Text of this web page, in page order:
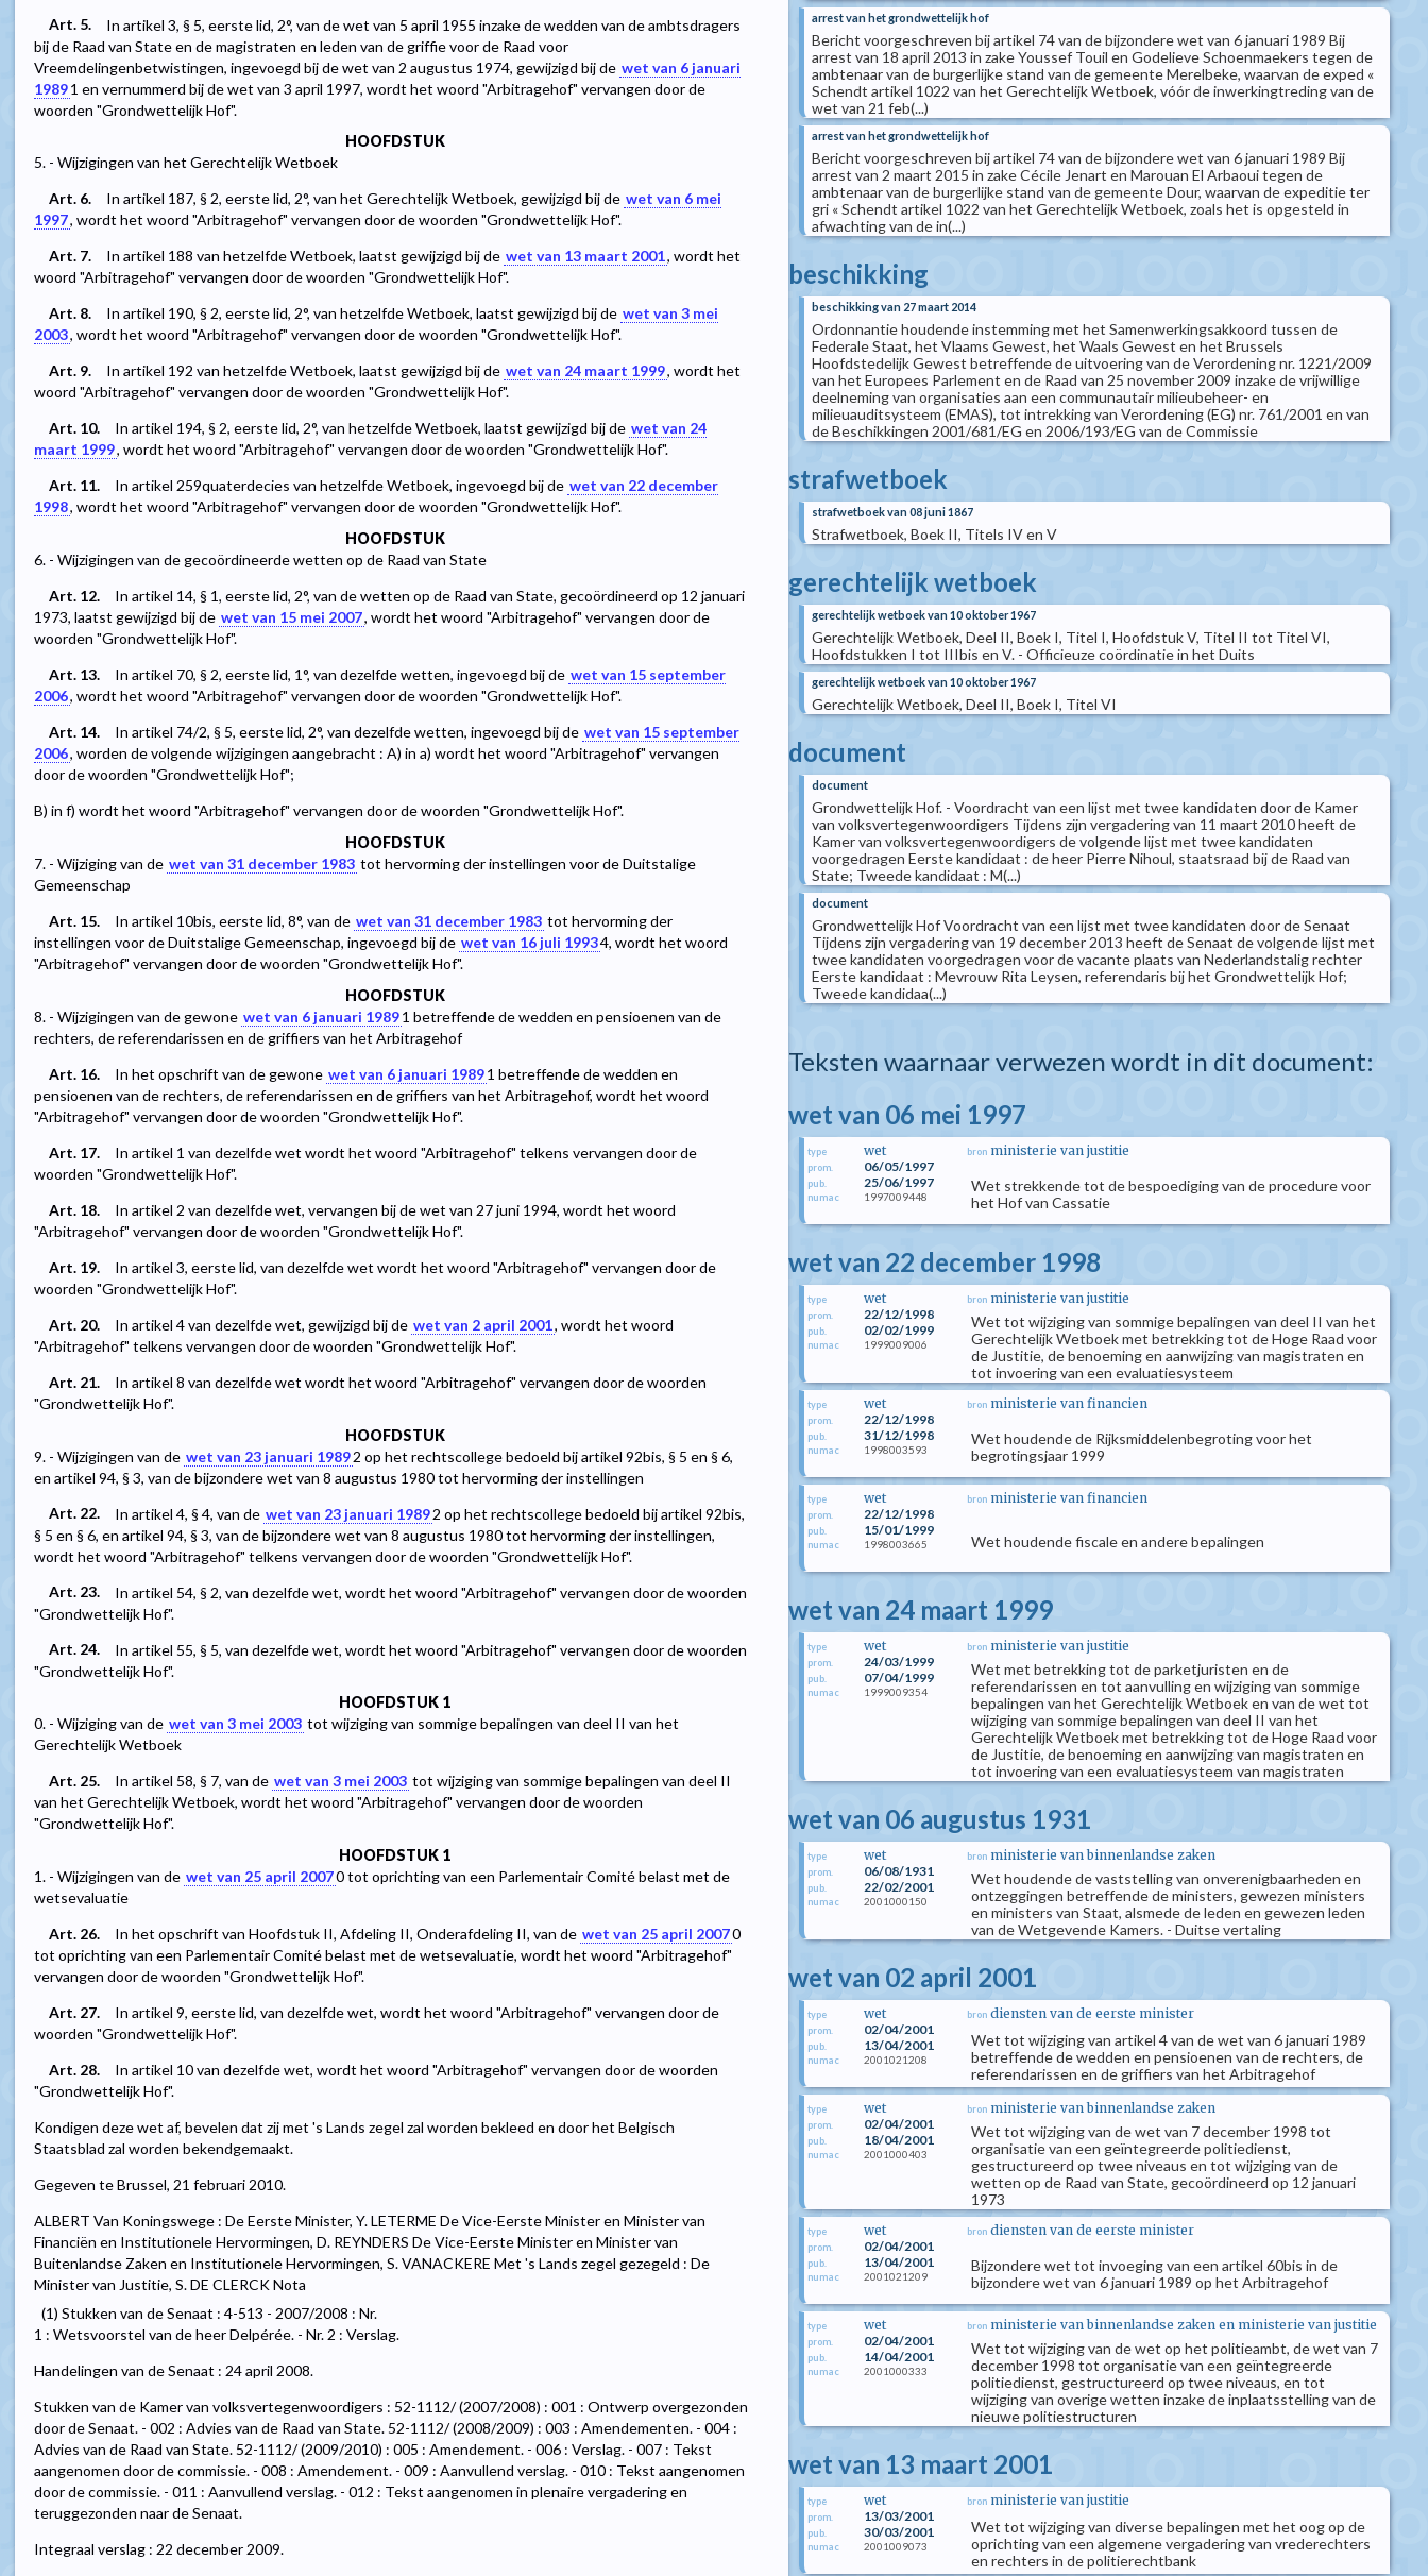
Art. 5.
In artikel 3, § 5, eerste lid, 2°, van de wet van 5 april 1955 inzake de wedden van de ambtsdragers
bij de Raad van State en de magistraten en leden van de griffie voor de Raad voor
Vreemdelingenbetwistingen, ingevoegd bij de wet van 2 augustus 1974, gewijzigd bij de wet van 6 januari
19891 en vernummerd bij de wet van 3 april 1997, wordt het woord "Arbitragehof" vervangen door de
woorden "Grondwettelijk Hof".
HOOFDSTUK
5. - Wijzigingen van het Gerechtelijk Wetboek
Art. 6.
In artikel 187, § 2, eerste lid, 2°, van het Gerechtelijk Wetboek, gewijzigd bij de wet van 6 mei
1997, wordt het woord "Arbitragehof" vervangen door de woorden "Grondwettelijk Hof".
Art. 7.
In artikel 188 van hetzelfde Wetboek, laatst gewijzigd bij de wet van 13 maart 2001, wordt het
woord "Arbitragehof" vervangen door de woorden "Grondwettelijk Hof".
Art. 8.
In artikel 190, § 2, eerste lid, 2°, van hetzelfde Wetboek, laatst gewijzigd bij de wet van 3 mei
2003, wordt het woord "Arbitragehof" vervangen door de woorden "Grondwettelijk Hof".
Art. 9.
In artikel 192 van hetzelfde Wetboek, laatst gewijzigd bij de wet van 24 maart 1999, wordt het
woord "Arbitragehof" vervangen door de woorden "Grondwettelijk Hof".
Art. 10.
In artikel 194, § 2, eerste lid, 2°, van hetzelfde Wetboek, laatst gewijzigd bij de wet van 24
maart 1999, wordt het woord "Arbitragehof" vervangen door de woorden "Grondwettelijk Hof".
Art. 11.
In artikel 259quaterdecies van hetzelfde Wetboek, ingevoegd bij de wet van 22 december
1998, wordt het woord "Arbitragehof" vervangen door de woorden "Grondwettelijk Hof".
HOOFDSTUK
6. - Wijzigingen van de gecoördineerde wetten op de Raad van State
Art. 12.
In artikel 14, § 1, eerste lid, 2°, van de wetten op de Raad van State, gecoördineerd op 12 januari
1973, laatst gewijzigd bij de wet van 15 mei 2007, wordt het woord "Arbitragehof" vervangen door de
woorden "Grondwettelijk Hof".
Art. 13.
In artikel 70, § 2, eerste lid, 1°, van dezelfde wetten, ingevoegd bij de wet van 15 september
2006, wordt het woord "Arbitragehof" vervangen door de woorden "Grondwettelijk Hof".
Art. 14.
In artikel 74/2, § 5, eerste lid, 2°, van dezelfde wetten, ingevoegd bij de wet van 15 september
2006, worden de volgende wijzigingen aangebracht : A) in a) wordt het woord "Arbitragehof" vervangen
door de woorden "Grondwettelijk Hof";
B) in f) wordt het woord "Arbitragehof" vervangen door de woorden "Grondwettelijk Hof".
HOOFDSTUK
7. - Wijziging van de wet van 31 december 1983 tot hervorming der instellingen voor de Duitstalige
Gemeenschap
Art. 15.
In artikel 10bis, eerste lid, 8°, van de wet van 31 december 1983 tot hervorming der
instellingen voor de Duitstalige Gemeenschap, ingevoegd bij de wet van 16 juli 19934, wordt het woord
"Arbitragehof" vervangen door de woorden "Grondwettelijk Hof".
HOOFDSTUK
8. - Wijzigingen van de gewone wet van 6 januari 19891 betreffende de wedden en pensioenen van de
rechters, de referendarissen en de griffiers van het Arbitragehof
Art. 16.
In het opschrift van de gewone wet van 6 januari 19891 betreffende de wedden en
pensioenen van de rechters, de referendarissen en de griffiers van het Arbitragehof, wordt het woord
"Arbitragehof" vervangen door de woorden "Grondwettelijk Hof".
Art. 17.
In artikel 1 van dezelfde wet wordt het woord "Arbitragehof" telkens vervangen door de
woorden "Grondwettelijk Hof".
Art. 18.
In artikel 2 van dezelfde wet, vervangen bij de wet van 27 juni 1994, wordt het woord
"Arbitragehof" vervangen door de woorden "Grondwettelijk Hof".
Art. 19.
In artikel 3, eerste lid, van dezelfde wet wordt het woord "Arbitragehof" vervangen door de
woorden "Grondwettelijk Hof".
Art. 20.
In artikel 4 van dezelfde wet, gewijzigd bij de wet van 2 april 2001, wordt het woord
"Arbitragehof" telkens vervangen door de woorden "Grondwettelijk Hof".
Art. 21.
In artikel 8 van dezelfde wet wordt het woord "Arbitragehof" vervangen door de woorden
"Grondwettelijk Hof".
HOOFDSTUK
9. - Wijzigingen van de wet van 23 januari 19892 op het rechtscollege bedoeld bij artikel 92bis, § 5 en § 6,
en artikel 94, § 3, van de bijzondere wet van 8 augustus 1980 tot hervorming der instellingen
Art. 22.
In artikel 4, § 4, van de wet van 23 januari 19892 op het rechtscollege bedoeld bij artikel 92bis,
§ 5 en § 6, en artikel 94, § 3, van de bijzondere wet van 8 augustus 1980 tot hervorming der instellingen,
wordt het woord "Arbitragehof" telkens vervangen door de woorden "Grondwettelijk Hof".
Art. 23.
In artikel 54, § 2, van dezelfde wet, wordt het woord "Arbitragehof" vervangen door de woorden
"Grondwettelijk Hof".
Art. 24.
In artikel 55, § 5, van dezelfde wet, wordt het woord "Arbitragehof" vervangen door de woorden
"Grondwettelijk Hof".
HOOFDSTUK 1
0. - Wijziging van de wet van 3 mei 2003 tot wijziging van sommige bepalingen van deel II van het
Gerechtelijk Wetboek
Art. 25.
In artikel 58, § 7, van de wet van 3 mei 2003 tot wijziging van sommige bepalingen van deel II
van het Gerechtelijk Wetboek, wordt het woord "Arbitragehof" vervangen door de woorden
"Grondwettelijk Hof".
HOOFDSTUK 1
1. - Wijzigingen van de wet van 25 april 20070tot oprichting van een Parlementair Comité belast met de
wetsevaluatie
Art. 26.
In het opschrift van Hoofdstuk II, Afdeling II, Onderafdeling II, van de wet van 25 april 20070
tot oprichting van een Parlementair Comité belast met de wetsevaluatie, wordt het woord "Arbitragehof"
vervangen door de woorden "Grondwettelijk Hof".
Art. 27.
In artikel 9, eerste lid, van dezelfde wet, wordt het woord "Arbitragehof" vervangen door de
woorden "Grondwettelijk Hof".
Art. 28.
In artikel 10 van dezelfde wet, wordt het woord "Arbitragehof" vervangen door de woorden
"Grondwettelijk Hof".
Kondigen deze wet af, bevelen dat zij met 's Lands zegel zal worden bekleed en door het Belgisch
Staatsblad zal worden bekendgemaakt.
Gegeven te Brussel, 21 februari 2010.
ALBERT Van Koningswege : De Eerste Minister, Y. LETERME De Vice-Eerste Minister en Minister van
Financiën en Institutionele Hervormingen, D. REYNDERS De Vice-Eerste Minister en Minister van
Buitenlandse Zaken en Institutionele Hervormingen, S. VANACKERE Met 's Lands zegel gezegeld : De
Minister van Justitie, S. DE CLERCK Nota
(1) Stukken van de Senaat : 4-513 - 2007/2008 : Nr.
1 : Wetsvoorstel van de heer Delpérée. - Nr. 2 : Verslag.
Handelingen van de Senaat : 24 april 2008.
Stukken van de Kamer van volksvertegenwoordigers : 52-1112/ (2007/2008) : 001 : Ontwerp overgezonden
door de Senaat. - 002 : Advies van de Raad van State. 52-1112/ (2008/2009) : 003 : Amendementen. - 004 :
Advies van de Raad van State. 52-1112/ (2009/2010) : 005 : Amendement. - 006 : Verslag. - 007 : Tekst
aangenomen door de commissie. - 008 : Amendement. - 009 : Aanvullend verslag. - 010 : Tekst aangenomen
door de commissie. - 011 : Aanvullend verslag. - 012 : Tekst aangenomen in plenaire vergadering en
teruggezonden naar de Senaat.
Integraal verslag : 22 december 2009.
arrest van het grondwettelijk hof
Bericht voorgeschreven bij artikel 74 van de bijzondere wet van 6 januari 1989 Bij
arrest van 18 april 2013 in zake Youssef Touil en Godelieve Schoenmaekers tegen de
ambtenaar van de burgerlijke stand van de gemeente Merelbeke, waarvan de exped «
Schendt artikel 1022 van het Gerechtelijk Wetboek, vóór de inwerkingtreding van de
wet van 21 feb(...)
arrest van het grondwettelijk hof
Bericht voorgeschreven bij artikel 74 van de bijzondere wet van 6 januari 1989 Bij
arrest van 2 maart 2015 in zake Cécile Jenart en Marouan El Arbaoui tegen de
ambtenaar van de burgerlijke stand van de gemeente Dour, waarvan de expeditie ter
gri « Schendt artikel 1022 van het Gerechtelijk Wetboek, zoals het is opgesteld in
afwachting van de in(...)
beschikking
beschikking van 27 maart 2014
Ordonnantie houdende instemming met het Samenwerkingsakkoord tussen de
Federale Staat, het Vlaams Gewest, het Waals Gewest en het Brussels
Hoofdstedelijk Gewest betreffende de uitvoering van de Verordening nr. 1221/2009
van het Europees Parlement en de Raad van 25 november 2009 inzake de vrijwillige
deelneming van organisaties aan een communautair milieubeheer- en
milieuauditsysteem (EMAS), tot intrekking van Verordening (EG) nr. 761/2001 en van
de Beschikkingen 2001/681/EG en 2006/193/EG van de Commissie
strafwetboek
strafwetboek van 08 juni 1867
Strafwetboek, Boek II, Titels IV en V
gerechtelijk wetboek
gerechtelijk wetboek van 10 oktober 1967
Gerechtelijk Wetboek, Deel II, Boek I, Titel I, Hoofdstuk V, Titel II tot Titel VI,
Hoofdstukken I tot IIIbis en V. - Officieuze coördinatie in het Duits
gerechtelijk wetboek van 10 oktober 1967
Gerechtelijk Wetboek, Deel II, Boek I, Titel VI
document
document
Grondwettelijk Hof. - Voordracht van een lijst met twee kandidaten door de Kamer
van volksvertegenwoordigers Tijdens zijn vergadering van 11 maart 2010 heeft de
Kamer van volksvertegenwoordigers de volgende lijst met twee kandidaten
voorgedragen Eerste kandidaat : de heer Pierre Nihoul, staatsraad bij de Raad van
State; Tweede kandidaat : M(...)
document
Grondwettelijk Hof Voordracht van een lijst met twee kandidaten door de Senaat
Tijdens zijn vergadering van 19 december 2013 heeft de Senaat de volgende lijst met
twee kandidaten voorgedragen voor de vacante plaats van Nederlandstalig rechter
Eerste kandidaat : Mevrouw Rita Leysen, referendaris bij het Grondwettelijk Hof;
Tweede kandidaa(...)
Teksten waarnaar verwezen wordt in dit document:
wet van 06 mei 1997
type wet
prom. 06/05/1997
pub. 25/06/1997
numac 1997009448
bron ministerie van justitie
Wet strekkende tot de bespoediging van de procedure voor
het Hof van Cassatie
wet van 22 december 1998
type wet
prom. 22/12/1998
pub. 02/02/1999
numac 1999009006
bron ministerie van justitie
Wet tot wijziging van sommige bepalingen van deel II van het
Gerechtelijk Wetboek met betrekking tot de Hoge Raad voor
de Justitie, de benoeming en aanwijzing van magistraten en
tot invoering van een evaluatiesysteem
type wet
prom. 22/12/1998
pub. 31/12/1998
numac 1998003593
bron ministerie van financien
Wet houdende de Rijksmiddelenbegroting voor het
begrotingsjaar 1999
type wet
prom. 22/12/1998
pub. 15/01/1999
numac 1998003665
bron ministerie van financien
Wet houdende fiscale en andere bepalingen
wet van 24 maart 1999
type wet
prom. 24/03/1999
pub. 07/04/1999
numac 1999009354
bron ministerie van justitie
Wet met betrekking tot de parketjuristen en de
referendarissen en tot aanvulling en wijziging van sommige
bepalingen van het Gerechtelijk Wetboek en van de wet tot
wijziging van sommige bepalingen van deel II van het
Gerechtelijk Wetboek met betrekking tot de Hoge Raad voor
de Justitie, de benoeming en aanwijzing van magistraten en
tot invoering van een evaluatiesysteem van magistraten
wet van 06 augustus 1931
type wet
prom. 06/08/1931
pub. 22/02/2001
numac 2001000150
bron ministerie van binnenlandse zaken
Wet houdende de vaststelling van onverenigbaarheden en
ontzeggingen betreffende de ministers, gewezen ministers
en ministers van Staat, alsmede de leden en gewezen leden
van de Wetgevende Kamers. - Duitse vertaling
wet van 02 april 2001
type wet
prom. 02/04/2001
pub. 13/04/2001
numac 2001021208
bron diensten van de eerste minister
Wet tot wijziging van artikel 4 van de wet van 6 januari 1989
betreffende de wedden en pensioenen van de rechters, de
referendarissen en de griffiers van het Arbitragehof
type wet
prom. 02/04/2001
pub. 18/04/2001
numac 2001000403
bron ministerie van binnenlandse zaken
Wet tot wijziging van de wet van 7 december 1998 tot
organisatie van een geïntegreerde politiedienst,
gestructureerd op twee niveaus en tot wijziging van de
wetten op de Raad van State, gecoördineerd op 12 januari
1973
type wet
prom. 02/04/2001
pub. 13/04/2001
numac 2001021209
bron diensten van de eerste minister
Bijzondere wet tot invoeging van een artikel 60bis in de
bijzondere wet van 6 januari 1989 op het Arbitragehof
type wet
prom. 02/04/2001
pub. 14/04/2001
numac 2001000333
bron ministerie van binnenlandse zaken en ministerie van justitie
Wet tot wijziging van de wet op het politieambt, de wet van 7
december 1998 tot organisatie van een geïntegreerde
politiedienst, gestructureerd op twee niveaus, en tot
wijziging van overige wetten inzake de inplaatsstelling van de
nieuwe politiestructuren
wet van 13 maart 2001
type wet
prom. 13/03/2001
pub. 30/03/2001
numac 2001009073
bron ministerie van justitie
Wet tot wijziging van diverse bepalingen met het oog op de
oprichting van een algemene vergadering van vrederechters
en rechters in de politierechtbank